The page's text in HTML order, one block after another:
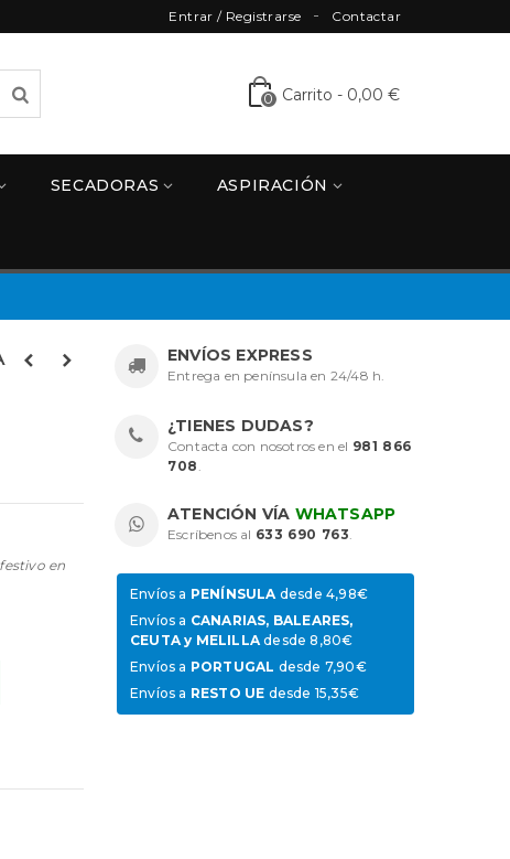
Contactar
Entrar / Registrarse
0 Carrito - 0,00 €
SECADORAS ASPIRACIÓN
en
ENVÍOS EXPRESS
Entrega en península en 24/48 h.
¿TIENES DUDAS?
Contacta con nosotros en el 981 866
708 .
ATENCIÓN VÍA WHATSAPP
Escríbenos al 633 690 763.
Envíos a PENÍNSULAdesde 4,98€
Envíos a CANARIAS, BALEARES,
CEUTA y MELILLAdesde 8,80€
Envíos a PORTUGAL desde 7,90€
Envíos a RESTO UE desde 15,35€